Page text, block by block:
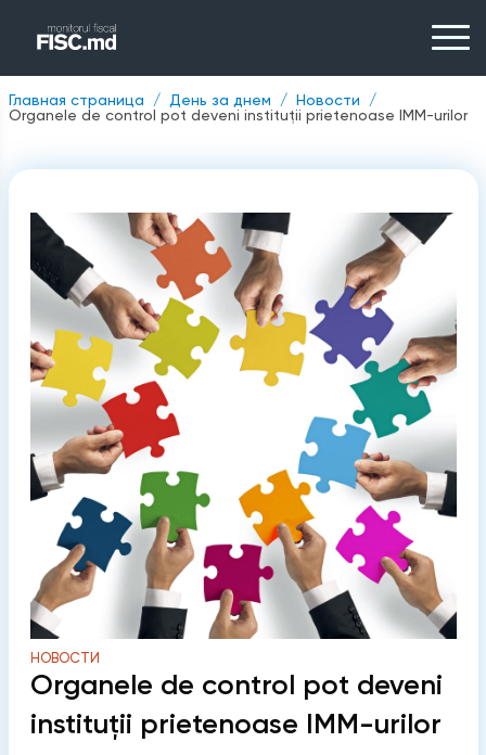
Главная страница День за днем
Новости
Organele de control pot deveni instituții prietenoase IMM-urilor
НОВОСТИ
Organele de control pot deveni
instituții prietenoase IMM-urilor